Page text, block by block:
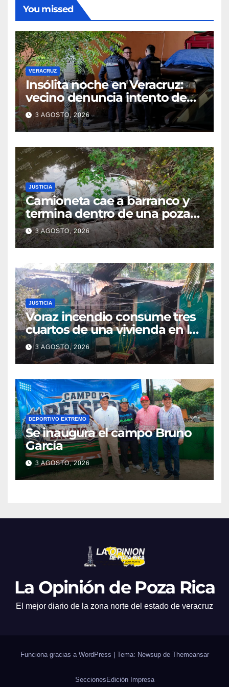
You missed
VERACRUZ
Insólita noche en Veracruz:
vecino denuncia intento de
cateo tras viralizar video
captado por cámaras de
seguridad
3 AGOSTO, 2026
JUSTICIA
Camioneta cae a barranco y
termina dentro de una poza
en Coatzintla; conductor sale
con golpes leves
3 AGOSTO, 2026
JUSTICIA
Voraz incendio consume tres
cuartos de una vivienda en la
colonia Manuel Ávila
Camacho
3 AGOSTO, 2026
DEPORTIVO EXTREMO
Se inaugura el campo Bruno
García
3 AGOSTO, 2026
La Opinión de Poza Rica
El mejor diario de la zona norte del estado de veracruz
Funciona gracias a WordPress Tema: Newsup de Themeansar
Secciones Edición Impresa